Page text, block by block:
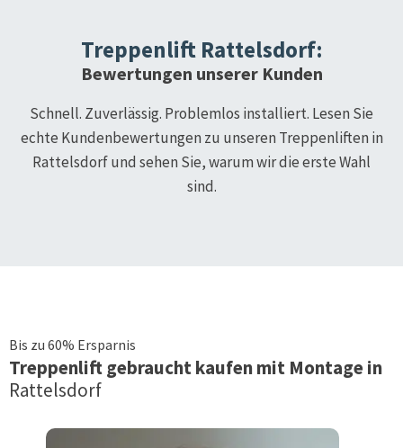
Treppenlift Rattelsdorf:
Bewertungen unserer Kunden
Schnell. Zuverlässig. Problemlos installiert. Lesen Sie
echte Kundenbewertungen zu unseren Treppenliften in
Rattelsdorfund sehen Sie, warum wir die erste Wahl
sind.
Bis zu 60% Ersparnis
Treppenliftgebraucht kaufen mit Montage in
Rattelsdorf